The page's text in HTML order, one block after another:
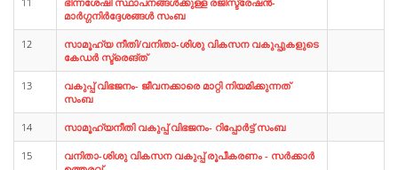
മാര്‍ഗ്ഗനിര്‍ദ്ദേശങ്ങള്‍ സംബ
12
സാമൂഹ്യ നീതി/വനിതാ-ശിശു വികസന വകുപ്പുകളുടെ
കേഡര്‍ സ്ട്രെങ്ത്
13
വകുപ്പ് വിഭജനം- ജീവനക്കാരെ മാറ്റി നിയമിക്കുന്നത്
സംബ
14 സാമൂഹ്യനീതി വകുപ്പ് വിഭജനം- റിപ്പോര്‍ട്ട്‌ സംബ
15
വനിതാ-ശിശു വികസന വകുപ്പ് രൂപീകരണം - സര്‍ക്കാര്‍